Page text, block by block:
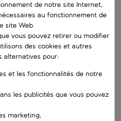
automatique. Lorsque les
et une date de retour.
de notre site Internet,
au fonctionnement de
site Web.
vous pouvez retirer ou modifier
des cookies et autres
alternatives pour:
et les fonctionnalités de notre
les publicités que vous pouvez
marketing;